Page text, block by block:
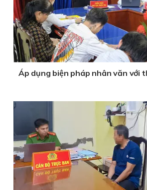
Áp dụng biện pháp nhân văn với